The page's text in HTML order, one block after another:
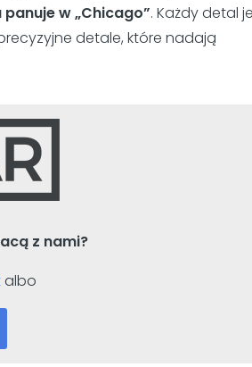
w „Chicago”. Każdy detal
detale, które nadają
z nami?
albo